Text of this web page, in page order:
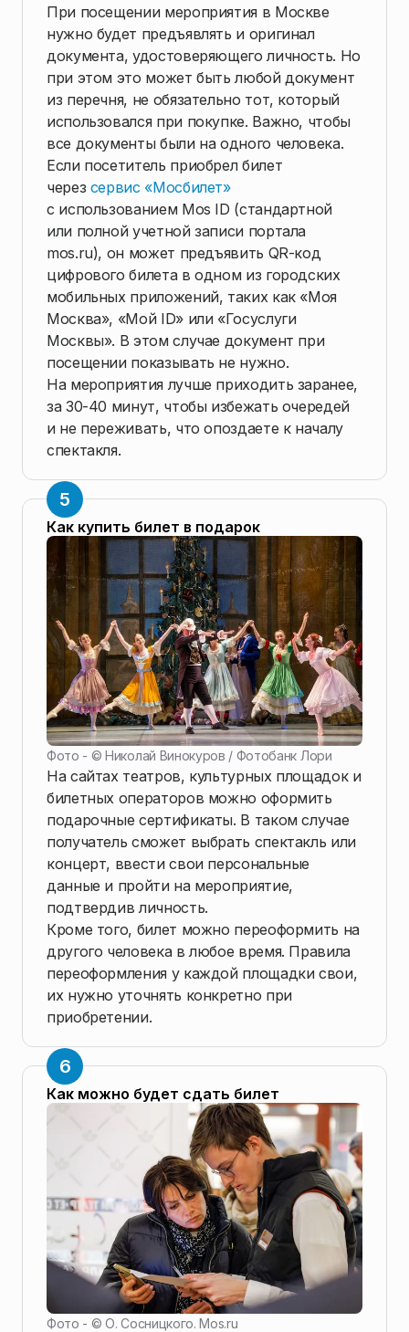
При посещении мероприятия в Москве
нужно будет предъявлять и оригинал
документа, удостоверяющего личность. Но
при этом это может быть любой документ
из перечня, не обязательно тот, который
использовался при покупке. Важно, чтобы
все документы были на одного человека.
Если посетитель приобрел билет
через сервис «Мосбилет»
с использованием Mos ID (стандартной
или полной учетной записи портала
mos.ru), он может предъявить QR-код
цифрового билета в одном из городских
мобильных приложений, таких как «Моя
Москва», «Мой ID» или «Госуслуги
Москвы». В этом случае документ при
посещении показывать не нужно.
На мероприятия лучше приходить заранее,
за 30-40 минут, чтобы избежать очередей
и не переживать, что опоздаете к началу
спектакля.
Как купить билет в подарок
Фото - ©Николай Винокуров / Фотобанк Лори
На сайтах театров, культурных площадок и
билетных операторов можно оформить
подарочные сертификаты. В таком случае
получатель сможет выбрать спектакль или
концерт, ввести свои персональные
данные и пройти на мероприятие,
подтвердив личность.
Кроме того, билет можно переоформить на
другого человека в любое время. Правила
переоформления у каждой площадки свои,
их нужно уточнять конкретно при
приобретении.
Как можно будет сдать билет
Фото - ©О. Сосницкого. Mos.ru